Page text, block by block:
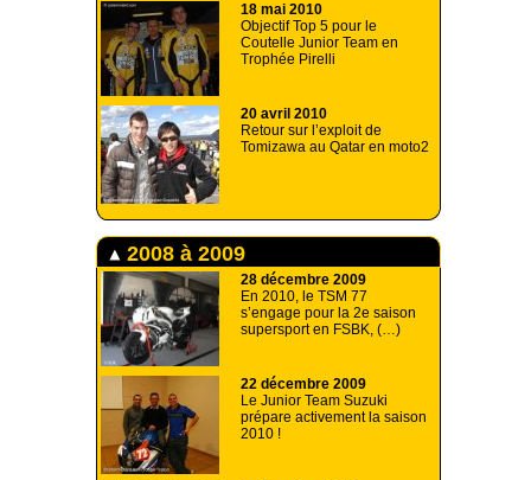
18 mai 2010
Objectif Top 5 pour le
Coutelle Junior Team en
Trophée Pirelli
20 avril 2010
Retour sur l’exploit de
Tomizawa au Qatar en moto2
2008 à 2009
28 décembre 2009
En 2010, le TSM 77
s’engage pour la 2e saison
supersport en FSBK, (…)
22 décembre 2009
Le Junior Team Suzuki
prépare activement la saison
2010 !